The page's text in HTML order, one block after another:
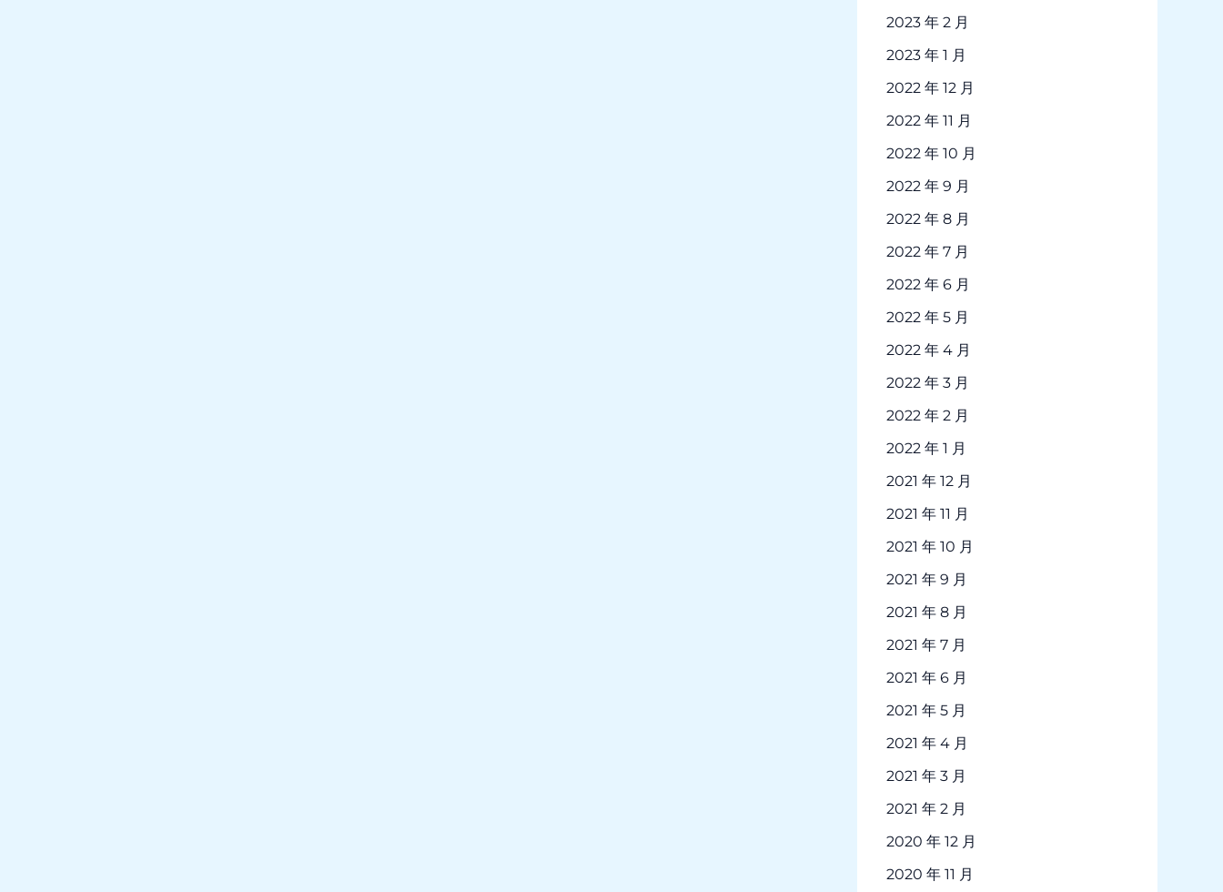
2023 年 2 月
2023 年 1 月
2022 年 12 月
2022 年 11 月
2022 年 10 月
2022 年 9 月
2022 年 8 月
2022 年 7 月
2022 年 6 月
2022 年 5 月
2022 年 4 月
2022 年 3 月
2022 年 2 月
2022 年 1 月
2021 年 12 月
2021 年 11 月
2021 年 10 月
2021 年 9 月
2021 年 8 月
2021 年 7 月
2021 年 6 月
2021 年 5 月
2021 年 4 月
2021 年 3 月
2021 年 2 月
2020 年 12 月
2020 年 11 月